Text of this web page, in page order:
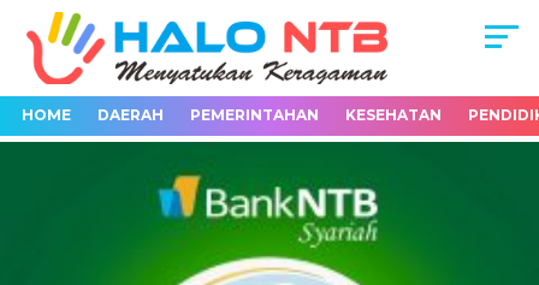
HOME DAERAH PEMERINTAHAN KESEHATAN